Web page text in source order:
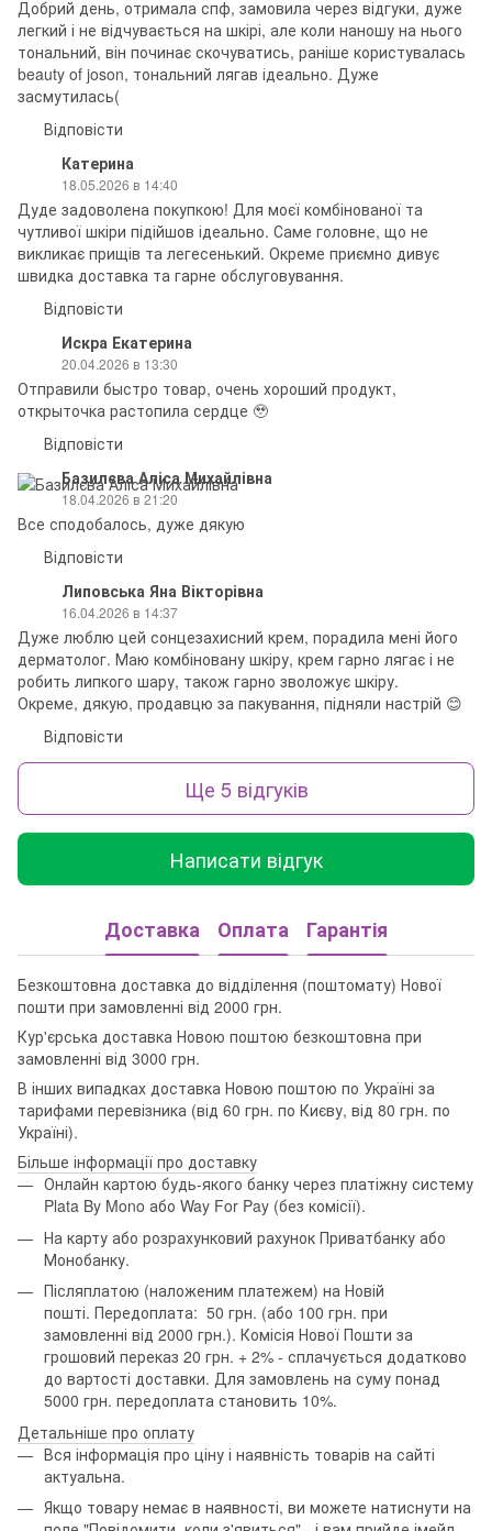
Добрий день, отримала спф, замовила через відгуки, дуже
легкий і не відчувається на шкірі, але коли наношу на нього
тональний, він починає скочуватись, раніше користувалась
beauty of joson, тональний лягав ідеально. Дуже
засмутилась(
Відповісти
Катерина
18.05.2026 в 14:40
Дуде задоволена покупкою! Для моєї комбінованої та
чутливої шкіри підійшов ідеально. Саме головне, що не
викликає прищів та легесенький. Окреме приємно дивує
швидка доставка та гарне обслуговування.
Відповісти
Искра Екатерина
20.04.2026 в 13:30
Отправили быстро товар, очень хороший продукт,
открыточка растопила сердце 🥹
Відповісти
Базилєва Аліса Михайлівна
18.04.2026 в 21:20
Все сподобалось, дуже дякую
Відповісти
Липовська Яна Вікторівна
16.04.2026 в 14:37
Дуже люблю цей сонцезахисний крем, порадила мені його
дерматолог. Маю комбіновану шкіру, крем гарно лягає і не
робить липкого шару, також гарно зволожує шкіру.
Окреме, дякую, продавцю за пакування, підняли настрій 😊
Відповісти
Ще 5 відгуків
Написати відгук
Доставка Оплата Гарантія
Безкоштовна доставка до відділення (поштомату) Нової
пошти при замовленні від 2000 грн.
Кур'єрська доставка Новою поштою безкоштовна при
замовленні від 3000 грн.
В інших випадках доставка Новою поштою по Україні за
тарифами перевізника (від 60 грн. по Києву, від 80 грн. по
Україні).
Більше інформації про доставку
Онлайн картою будь-якого банку через платіжну систему
Plata By Mono або Way For Pay (без комісії).
На карту або розрахунковий рахунок Приватбанку або
Монобанку.
Післяплатою (наложеним платежем) на Новій
пошті. Передоплата: 50 грн. (або 100 грн. при
замовленні від 2000 грн.). Комісія Нової Пошти за
грошовий переказ 20 грн. + 2% - сплачується додатково
до вартості доставки. Для замовлень на суму понад
5000 грн. передоплата становить 10%.
Детальніше про оплату
Вся інформація про ціну і наявність товарів на сайті
актуальна.
Якщо товару немає в наявності, ви можете натиснути на